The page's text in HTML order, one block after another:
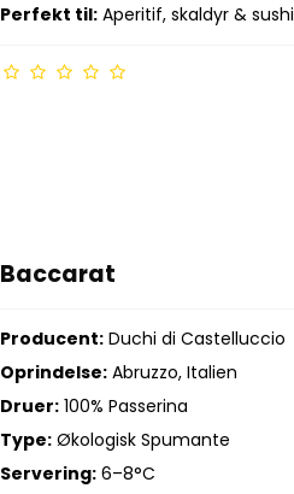
Perfekt til: Aperitif, skaldyr & sushi
Baccarat
Producent: Duchi di Castelluccio
Oprindelse: Abruzzo, Italien
Druer: 100% Passerina
Type: Økologisk Spumante
Servering: 6–8°C